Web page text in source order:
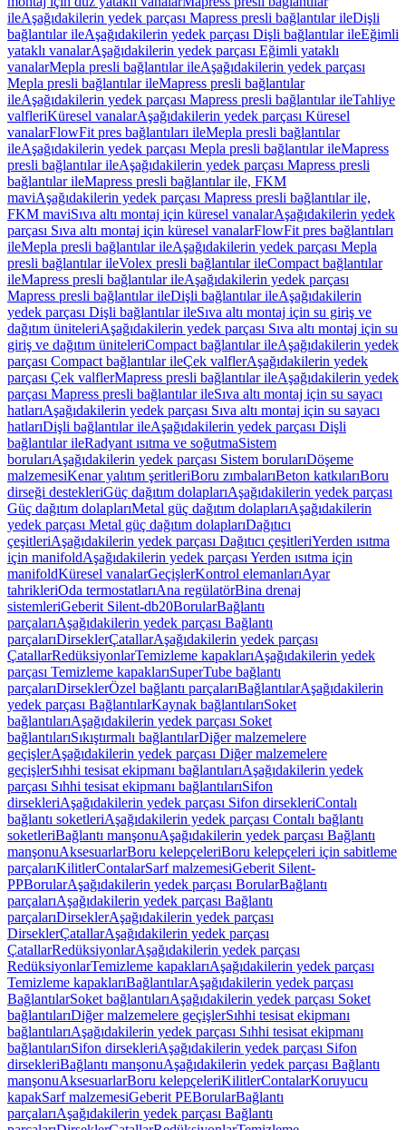
ileAşağıdakilerin yedek parçası Mapress presli bağlantılar ileDişli
bağlantılar ileAşağıdakilerin yedek parçası Dişli bağlantılar ileEğimli
yataklı vanalarAşağıdakilerin yedek parçası Eğimli yataklı
vanalarMepla presli bağlantılar ileAşağıdakilerin yedek parçası
Mepla presli bağlantılar ileMapress presli bağlantılar
ileAşağıdakilerin yedek parçası Mapress presli bağlantılar ileTahliye
valfleriKüresel vanalarAşağıdakilerin yedek parçası Küresel
vanalarFlowFit pres bağlantıları ileMepla presli bağlantılar
ileAşağıdakilerin yedek parçası Mepla presli bağlantılar ileMapress
presli bağlantılar ileAşağıdakilerin yedek parçası Mapress presli
bağlantılar ileMapress presli bağlantılar ile, FKM
maviAşağıdakilerin yedek parçası Mapress presli bağlantılar ile,
FKM maviSıva altı montaj için küresel vanalarAşağıdakilerin yedek
parçası Sıva altı montaj için küresel vanalarFlowFit pres bağlantıları
ileMepla presli bağlantılar ileAşağıdakilerin yedek parçası Mepla
presli bağlantılar ileVolex presli bağlantılar ileCompact bağlantılar
ileMapress presli bağlantılar ileAşağıdakilerin yedek parçası
Mapress presli bağlantılar ileDişli bağlantılar ileAşağıdakilerin
yedek parçası Dişli bağlantılar ileSıva altı montaj için su giriş ve
dağıtım üniteleriAşağıdakilerin yedek parçası Sıva altı montaj için su
giriş ve dağıtım üniteleriCompact bağlantılar ileAşağıdakilerin yedek
parçası Compact bağlantılar ileÇek valflerAşağıdakilerin yedek
parçası Çek valflerMapress presli bağlantılar ileAşağıdakilerin yedek
parçası Mapress presli bağlantılar ileSıva altı montaj için su sayacı
hatlarıAşağıdakilerin yedek parçası Sıva altı montaj için su sayacı
hatlarıDişli bağlantılar ileAşağıdakilerin yedek parçası Dişli
bağlantılar ileRadyant ısıtma ve soğutmaSistem
borularıAşağıdakilerin yedek parçası Sistem borularıDöşeme
malzemesiKenar yalıtım şeritleriBoru zımbalarıBeton katkılarıBoru
dirseği destekleriGüç dağıtım dolaplarıAşağıdakilerin yedek parçası
Güç dağıtım dolaplarıMetal güç dağıtım dolaplarıAşağıdakilerin
yedek parçası Metal güç dağıtım dolaplarıDağıtıcı
çeşitleriAşağıdakilerin yedek parçası Dağıtıcı çeşitleriYerden ısıtma
için manifoldAşağıdakilerin yedek parçası Yerden ısıtma için
manifoldKüresel vanalarGeçişlerKontrol elemanlarıAyar
tahrikleriOda termostatlarıAna regülatörBina drenaj
sistemleriGeberit Silent-db20BorularBağlantı
parçalarıAşağıdakilerin yedek parçası Bağlantı
parçalarıDirseklerÇatallarAşağıdakilerin yedek parçası
ÇatallarRedüksiyonlarTemizleme kapaklarıAşağıdakilerin yedek
parçası Temizleme kapaklarıSuperTube bağlantı
parçalarıDirseklerÖzel bağlantı parçalarıBağlantılarAşağıdakilerin
yedek parçası BağlantılarKaynak bağlantılarıSoket
bağlantılarıAşağıdakilerin yedek parçası Soket
bağlantılarıSıkıştırmalı bağlantılarDiğer malzemelere
geçişlerAşağıdakilerin yedek parçası Diğer malzemelere
geçişlerSıhhi tesisat ekipmanı bağlantılarıAşağıdakilerin yedek
parçası Sıhhi tesisat ekipmanı bağlantılarıSifon
dirsekleriAşağıdakilerin yedek parçası Sifon dirsekleriContalı
bağlantı soketleriAşağıdakilerin yedek parçası Contalı bağlantı
soketleriBağlantı manşonuAşağıdakilerin yedek parçası Bağlantı
manşonuAksesuarlarBoru kelepçeleriBoru kelepçeleri için sabitleme
parçalarıKilitlerContalarSarf malzemesiGeberit Silent-
PPBorularAşağıdakilerin yedek parçası BorularBağlantı
parçalarıAşağıdakilerin yedek parçası Bağlantı
parçalarıDirseklerAşağıdakilerin yedek parçası
DirseklerÇatallarAşağıdakilerin yedek parçası
ÇatallarRedüksiyonlarAşağıdakilerin yedek parçası
RedüksiyonlarTemizleme kapaklarıAşağıdakilerin yedek parçası
Temizleme kapaklarıBağlantılarAşağıdakilerin yedek parçası
BağlantılarSoket bağlantılarıAşağıdakilerin yedek parçası Soket
bağlantılarıDiğer malzemelere geçişlerSıhhi tesisat ekipmanı
bağlantılarıAşağıdakilerin yedek parçası Sıhhi tesisat ekipmanı
bağlantılarıSifon dirsekleriAşağıdakilerin yedek parçası Sifon
dirsekleriBağlantı manşonuAşağıdakilerin yedek parçası Bağlantı
manşonuAksesuarlarBoru kelepçeleriKilitlerContalarKoruyucu
kapakSarf malzemesiGeberit PEBorularBağlantı
parçalarıAşağıdakilerin yedek parçası Bağlantı